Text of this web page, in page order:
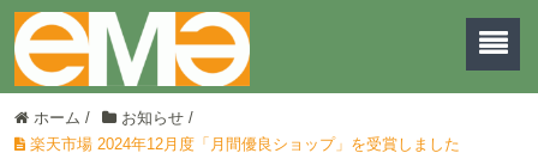
ホーム / お知らせ /
楽天市場 2024年12月度「月間優良ショップ」を受賞しました